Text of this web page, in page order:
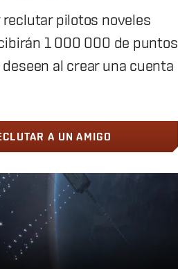
reclutar pilotos noveles
1 000 000 de puntos
al crear una cuenta
A UN AMIGO